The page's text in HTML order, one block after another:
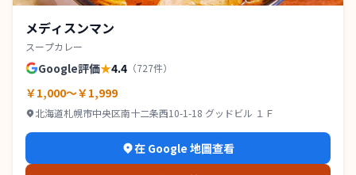
メディスンマン
スープカレー
Google評価★4.4 （727件）
￥1,000～￥1,999
北海道札幌市中央区南十二条西10-1-18 グッドビル １Ｆ
在 Google 地圖查看